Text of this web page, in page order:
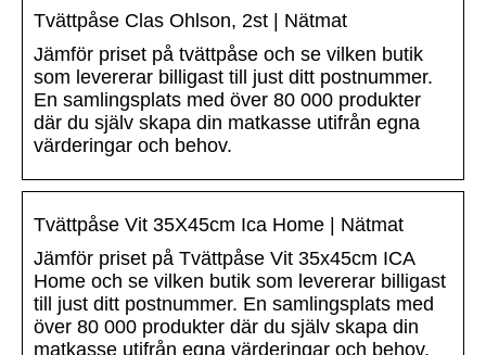
Tvättpåse Clas Ohlson, 2st | Nätmat
Jämför priset på tvättpåse och se vilken butik
som levererar billigast till just ditt postnummer.
En samlingsplats med över 80 000 produkter
där du själv skapa din matkasse utifrån egna
värderingar och behov.
Tvättpåse Vit 35X45cm Ica Home | Nätmat
Jämför priset på Tvättpåse Vit 35x45cm ICA
Home och se vilken butik som levererar billigast
till just ditt postnummer. En samlingsplats med
över 80 000 produkter där du själv skapa din
matkasse utifrån egna värderingar och behov.